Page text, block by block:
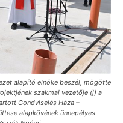
alapító elnöke beszél, mögötte
szakmai vezetője (j) a
Gondviselés Háza –
alapkövének ünnepélyes